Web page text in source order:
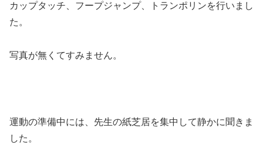
カップタッチ、フープジャンプ、トランポリンを行いまし
た。
写真が無くてすみません。
運動の準備中には、先生の紙芝居を集中して静かに聞きま
した。